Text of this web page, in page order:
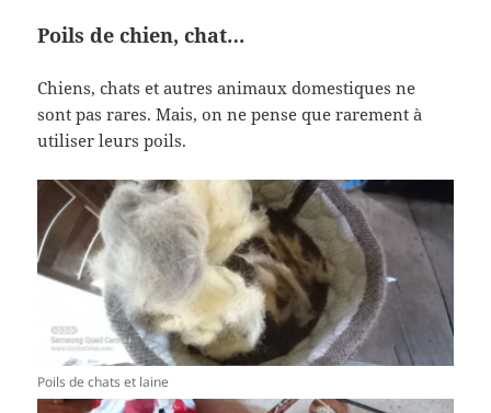
Poils de chien, chat…
Chiens, chats et autres animaux domestiques ne
sont pas rares. Mais, on ne pense que rarement à
utiliser leurs poils.
Poils de chats et laine